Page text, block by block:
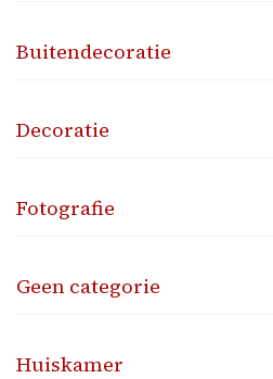
Buitendecoratie
Decoratie
Fotografie
Geen categorie
Huiskamer